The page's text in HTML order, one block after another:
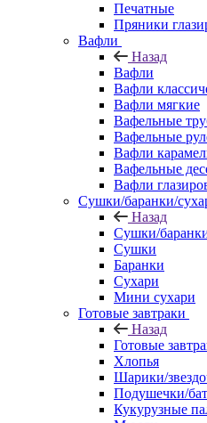
Печатные
Пряники
Вафли
Назад
Вафли
Вафли
Вафли мягкие
Вафельные
Вафельные
Вафли
Вафельные
Вафли
Сушки/баранки/
Назад
Сушки/
Сушки
Баранки
Сухари
Мини сухари
Готовые завтраки
Назад
Готовые
Хлопья
Шарики/
Подушечки/
Кукурузные